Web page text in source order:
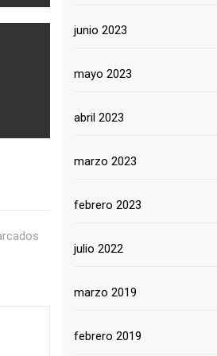
junio 2023
mayo 2023
abril 2023
marzo 2023
febrero 2023
julio 2022
marzo 2019
febrero 2019